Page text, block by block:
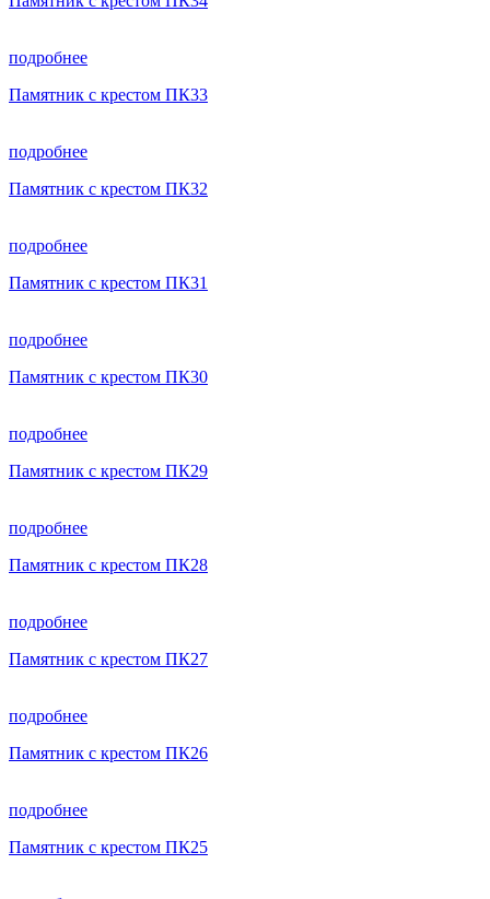
подробнее
Памятник с крестом ПК33
подробнее
Памятник с крестом ПК32
подробнее
Памятник с крестом ПК31
подробнее
Памятник с крестом ПК30
подробнее
Памятник с крестом ПК29
подробнее
Памятник с крестом ПК28
подробнее
Памятник с крестом ПК27
подробнее
Памятник с крестом ПК26
подробнее
Памятник с крестом ПК25